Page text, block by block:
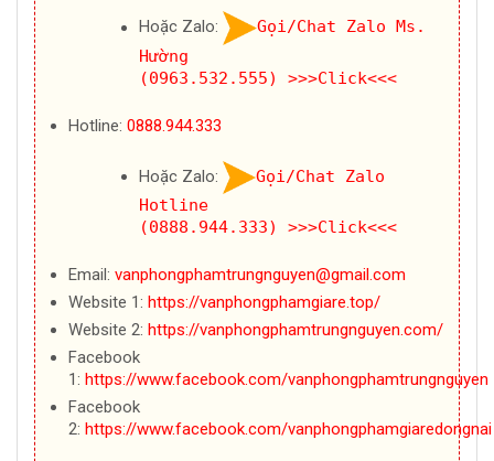
Hoặc Zalo:
Gọi/Chat Zalo Ms.
Hường
(0963.532.555)
>>>Click<<<
Hotline: 0888.944.333
Hoặc Zalo:
Gọi/Chat Zalo
Hotline
(0888.944.333)
>>>Click<<<
Email: vanphongphamtrungnguyen@gmail.com
Website 1: https://vanphongphamgiare.top/
Website 2: https://vanphongphamtrungnguyen.com/
Facebook
1: https://www.facebook.com/vanphongphamtrungnguyen
Facebook
2: https://www.facebook.com/vanphongphamgiaredongnai